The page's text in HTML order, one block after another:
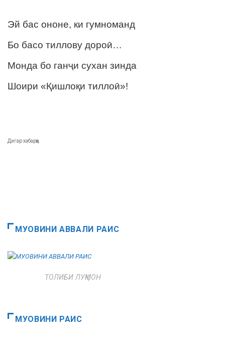
Эй бас ононе, ки гумноманд
Бо басо тиллову дороӣ…
Монда бо ганҷи сухан зинда
Шоири «Қишлоқи тиллоӣ»!
Дигар хабарҳо
МУОВИНИ АВВАЛИ РАИС
ТОЛИБИ ЛУҚМОН
МУОВИНИ РАИС